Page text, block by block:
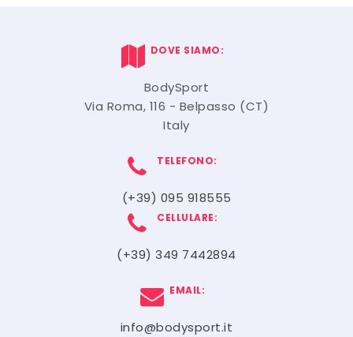
DOVE SIAMO:
BodySport
Via Roma, 116 - Belpasso (CT)
Italy
TELEFONO:
(+39) 095 918555
CELLULARE:
(+39) 349 7442894
EMAIL:
info@bodysport.it